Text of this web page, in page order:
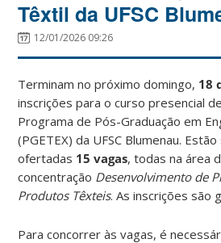
Têxtil da UFSC
12/01/2026 09:26
Terminam no próximo domingo, 18
inscrições para o curso presencial
Programa de Pós-Graduação em
(PGETEX) da UFSC Blumenau.
ofertadas 15 vagas, todas na área
concentração Desenvolvimento de
Produtos Têxteis. As inscrições são
Para concorrer às vagas, é